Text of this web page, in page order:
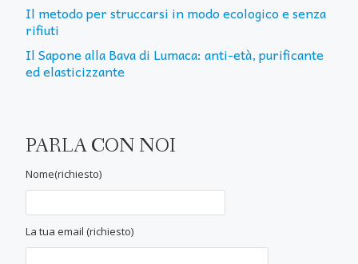
Il metodo per struccarsi in modo ecologico e senza
rifiuti
Il Sapone alla Bava di Lumaca: anti-età, purificante
ed elasticizzante
PARLA CON NOI
Nome(richiesto)
La tua email (richiesto)